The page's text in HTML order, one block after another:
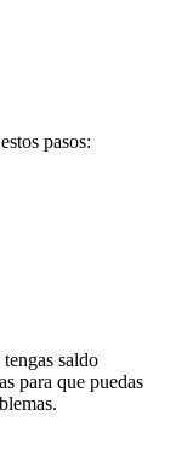
pasos:
saldo
para que puedas